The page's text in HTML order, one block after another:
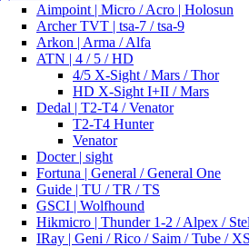
Aimpoint | Micro / Acro | Holosun
Archer TVT | tsa-7 / tsa-9
Arkon | Arma / Alfa
ATN | 4 / 5 / HD
4/5 X-Sight / Mars / Thor
HD X-Sight I+II / Mars
Dedal | T2-T4 / Venator
T2-T4 Hunter
Venator
Docter | sight
Fortuna | General / General One
Guide | TU / TR / TS
GSCI | Wolfhound
Hikmicro | Thunder 1-2 / Alpex /
IRay | Geni / Rico / Saim / Tube /